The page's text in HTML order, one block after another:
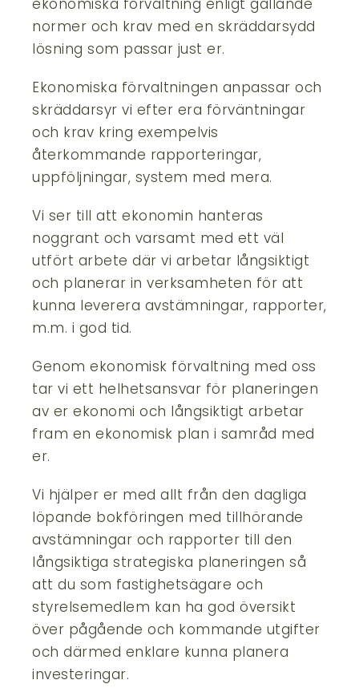
ekonomiska förvaltning enligt gällande
normer och krav med en skräddarsydd
lösning som passar just er.
Ekonomiska förvaltningen anpassar och
skräddarsyr vi efter era förväntningar
och krav kring exempelvis
återkommande rapporteringar,
uppföljningar, system med mera.
Vi ser till att ekonomin hanteras
noggrant och varsamt med ett väl
utfört arbete där vi arbetar långsiktigt
och planerar in verksamheten för att
kunna leverera avstämningar, rapporter,
m.m. i god tid.
Genom ekonomisk förvaltning med oss
tar vi ett helhetsansvar för planeringen
av er ekonomi och långsiktigt arbetar
fram en ekonomisk plan i samråd med
er.
Vi hjälper er med allt från den dagliga
löpande bokföringen med tillhörande
avstämningar och rapporter till den
långsiktiga strategiska planeringen så
att du som fastighetsägare och
styrelsemedlem kan ha god översikt
över pågående och kommande utgifter
och därmed enklare kunna planera
investeringar.